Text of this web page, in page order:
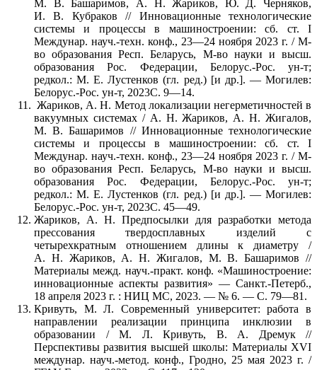
М. В. Башаримов, А. Н. Жариков, Ю. Д. Черняков,
И. В. Кубраков // Инновационные технологические
системы и процессы в машиностроении: сб. ст. I
Междунар. науч.-техн. конф., 23—24 ноября 2023 г. / М-
во образования Респ. Беларусь, М-во науки и высш.
образования Рос. Федерации, Белорус.-Рос. ун-т;
редкол.: М. Е. Лустенков (гл. ред.) [и др.]. — Могилев:
Белорус.-Рос. ун-т, 2023С. 9—14.
Жариков, А. Н. Метод локализации негерметичностей в
вакуумных системах / А. Н. Жариков, А. Н. Жигалов,
М. В. Башаримов // Инновационные технологические
системы и процессы в машиностроении: сб. ст. I
Междунар. науч.-техн. конф., 23—24 ноября 2023 г. / М-
во образования Респ. Беларусь, М-во науки и высш.
образования Рос. Федерации, Белорус.-Рос. ун-т;
редкол.: М. Е. Лустенков (гл. ред.) [и др.]. — Могилев:
Белорус.-Рос. ун-т, 2023С. 45—49.
Жариков, А. Н. Предпосылки для разработки метода
прессования твердосплавных изделий с
четырехкратным отношением длины к диаметру /
А. Н. Жариков, А. Н. Жигалов, М. В. Башаримов //
Материалы межд. науч.-практ. конф. «Машиностроение:
инновационные аспекты развития» — Санкт.-Петерб.,
18 апреля 2023 г. : НИЦ МС, 2023. — № 6. — С. 79—81.
Кривуть, М. Л. Современный университет: работа в
направлении реализации принципа инклюзии в
образовании / М. Л. Кривуть, В. А. Дремук //
Перспективы развития высшей школы: Материалы XVI
междунар. науч.-метод. конф., Гродно, 25 мая 2023 г. /